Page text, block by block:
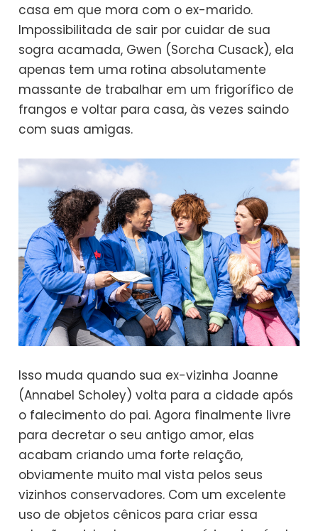
casa em que mora com o ex-marido.
Impossibilitada de sair por cuidar de sua
sogra acamada, Gwen (Sorcha Cusack), ela
apenas tem uma rotina absolutamente
massante de trabalhar em um frigorífico de
frangos e voltar para casa, às vezes saindo
com suas amigas.
Isso muda quando sua ex-vizinha Joanne
(Annabel Scholey) volta para a cidade após
o falecimento do pai. Agora finalmente livre
para decretar o seu antigo amor, elas
acabam criando uma forte relação,
obviamente muito mal vista pelos seus
vizinhos conservadores. Com um excelente
uso de objetos cênicos para criar essa